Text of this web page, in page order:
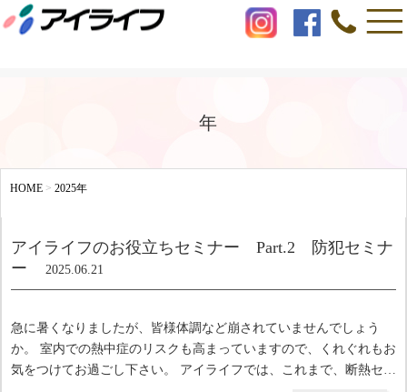
年
HOME > 2025年
アイライフのお役立ちセミナー Part.2 防犯セミナ
ー
2025.06.21
急に暑くなりましたが、皆様体調など崩されていませんでしょう
か。 室内での熱中症のリスクも高まっていますので、くれぐれもお
気をつけてお過ごし下さい。 アイライフでは、これまで、断熱セミ